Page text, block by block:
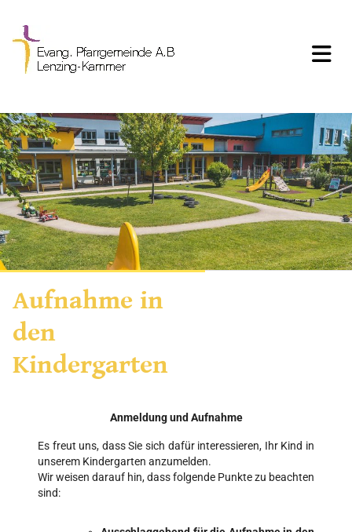
Aufnahme in
den
Kindergarten
Anmeldung und Aufnahme
Es freut uns, dass Sie sich dafür interessieren, Ihr Kind in
unserem Kindergarten anzumelden.
Wir weisen darauf hin, dass folgende Punkte zu beachten
sind: